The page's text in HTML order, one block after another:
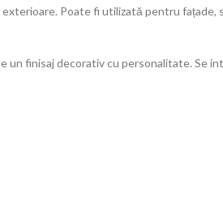
Poate fi utilizată pentru fațade,
finisaj decorativ cu personalitate. Se